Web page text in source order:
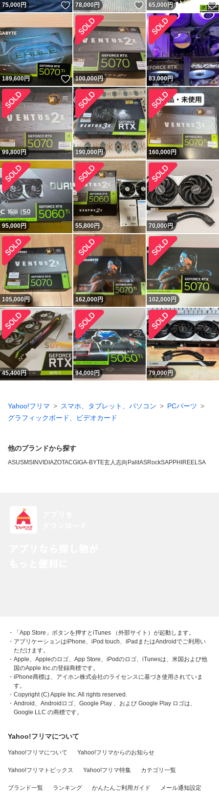
75,000円 いいね！
78,000円 いいね！
65,000 円
189,600円 いいね！
100,000円 83,000円
99,800円 190,000円 160,000円
95,000円 55,800円 70,000円
105,000円 162,000円 102,000円
45,400円 94,000円 79,000円
Yahoo!フリマ スマホ、タブレット、パソコン
PCパーツ
グラフィックボード、ビデオカード
他のブランドから探す
ASUSMSI NVIDIAZOTACGIGA-BYTE玄人志向 PalitASRockSAPPHIREELSA
・「App Store」ボタンを押すとiTunes （外部サイト）が起動します。
・アプリケーションはiPhone、iPod touch、iPadまたはAndroidでご利用い
ただけます。
・Apple、Appleのロゴ、App Store、iPodのロゴ、iTunesは、米国および他
国のApple Inc.の登録商標です。
・iPhone商標は、アイホン株式会社のライセンスに基づき使用されていま
す。
・Copyright (C) Apple Inc. All rights reserved.
・Android、Androidロゴ、Google Play 、および Google Play ロゴは、
Google LLC の商標です。
Yahoo!フリマについて
Yahoo!フリマについて Yahoo!フリマからのお知らせ
Yahoo!フリマトピックス Yahoo!フリマ特集 カテゴリ一覧
ブランド一覧 ランキング かんたんご利用ガイド メール通知設定